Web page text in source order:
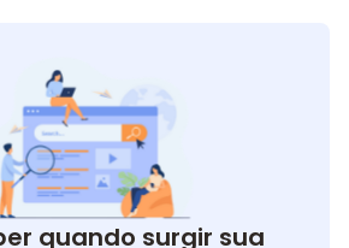
quando surgir sua